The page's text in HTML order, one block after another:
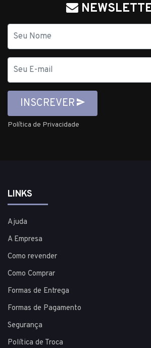
mail
INSCREVER
Política de Privacidade
LINKS
Ajuda
A Empresa
Como revender
Como Comprar
Formas de Entrega
Formas de Pagamento
Segurança
Política de Troca